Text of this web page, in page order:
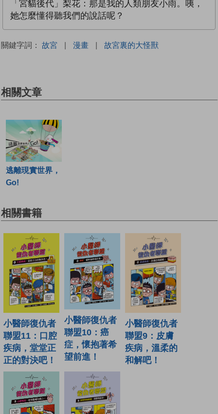
「宮貓後代」梨花：那是我的人類朋友小雨。咦，
她怎麼懂得聽我們的說話呢？
關鍵字詞： 故宮 | 漫畫 | 故宮裏的大怪獸
相關文章
逃離現實世界，
Go!
相關書籍
小醫師復仇者
聯盟11：口腔
疾病，堂堂正
正的對決吧！
小醫師復仇者
聯盟10：癌
症，懷抱著希
望前進！
小醫師復仇者
聯盟9：皮膚
疾病，溫柔的
和解吧！